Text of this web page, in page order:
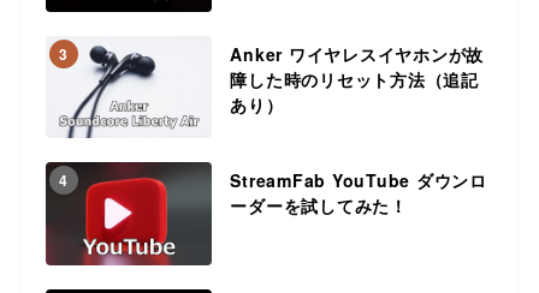
3
Anker ワイヤレスイヤホンが故
障した時のリセット方法（追記
あり）
4
StreamFab YouTube ダウンロ
ーダーを試してみた！